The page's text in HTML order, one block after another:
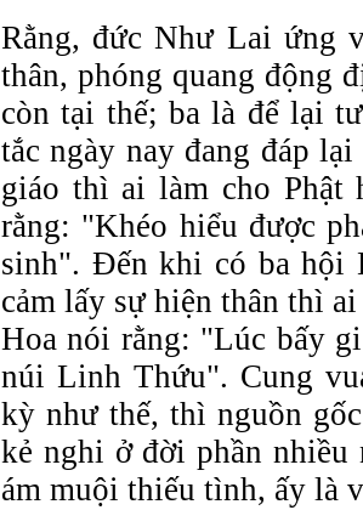
Rằng, đức Như Lai ứng
thân, phóng quang động
còn tại thế; ba là để lại
tắc ngày nay đang đáp
giáo thì ai làm cho Phật
rằng: "Khéo hiểu được
sinh". Đến khi có ba hội
cảm lấy sự hiện thân thì
Hoa nói rằng: "Lúc bấy
núi Linh Thứu". Cung
kỳ như thế, thì nguồn
kẻ nghi ở đời phần
ám muội thiếu tình, ấy là